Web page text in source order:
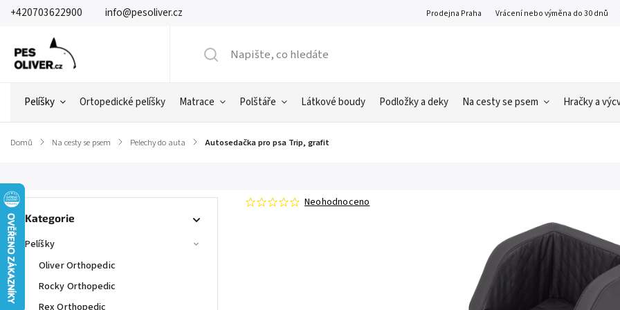
+420703622900 info@pesoliver.cz Prodejna Praha Vrácení nebo výměna do 30 dnů
Pelíšky Ortopedické pelíšky Matrace Polštáře Látkové boudy Podložky a deky Na cesty se psem Hračky a
Domů / Na cesty se psem / Pelechy do auta / Autosedačka pro psa Trip, grafit
Kategorie
Pelíšky
Oliver Orthopedic
Rocky Orthopedic
Rex Orthopedic
Neohodnoceno